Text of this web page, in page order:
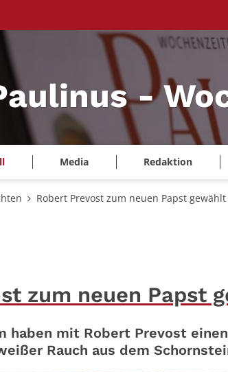
-
Media Redaktion
Robert Prevost zum neuen Papst gewählt
zum neuen Papst
haben mit Robert Prevost
Rauch aus dem